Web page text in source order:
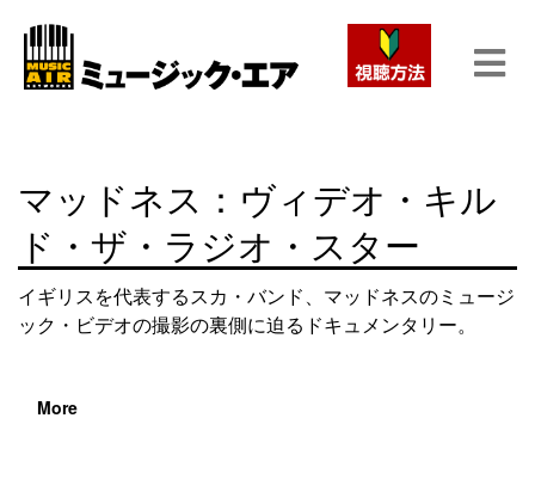
マッドネス：ヴィデオ・キル
ド・ザ・ラジオ・スター
イギリスを代表するスカ・バンド、マッドネスのミュージ
ック・ビデオの撮影の裏側に迫るドキュメンタリー。
More